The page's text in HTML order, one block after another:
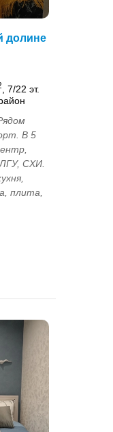
долине
, 7/22 эт.
В 5
СХИ.
плита,